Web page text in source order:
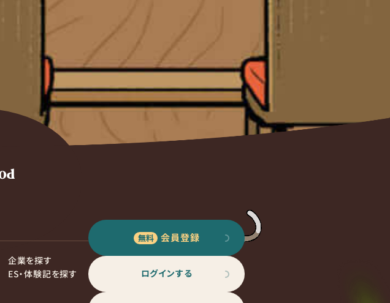
企業を探す
ES・体験記を探す
会員登録
ログインする